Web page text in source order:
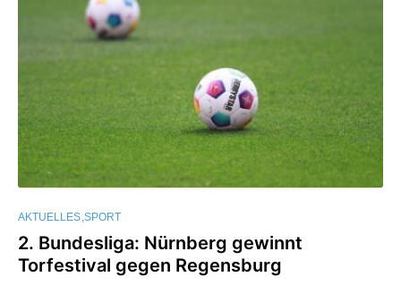
AKTUELLES SPORT
2. Bundesliga: Nürnberg gewinnt
Torfestival gegen Regensburg